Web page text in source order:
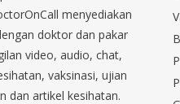
menyediakan
doktor dan pakar
video, audio, chat,
vaksinasi, ujian
dan artikel kesihatan.